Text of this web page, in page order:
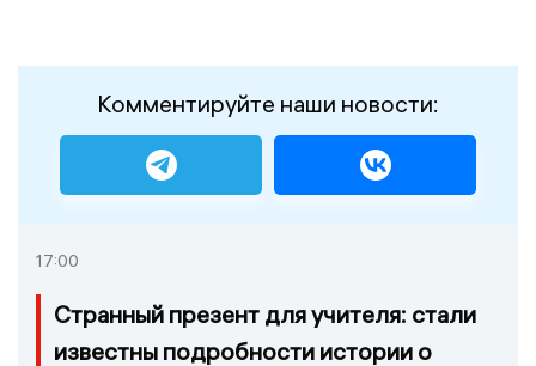
Комментируйте наши новости:
17:00
Странный презент для учителя: стали
известны подробности истории о